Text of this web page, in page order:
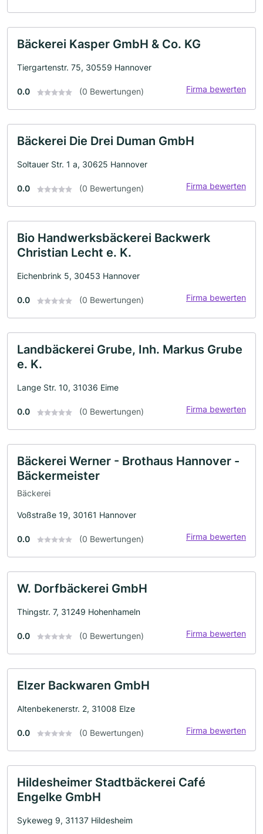
Bäckerei Kasper GmbH & Co. KG
Tiergartenstr. 75, 30559 Hannover
0.0 (0 Bewertungen) Firma bewerten
Bäckerei Die Drei Duman GmbH
Soltauer Str. 1 a, 30625 Hannover
0.0 (0 Bewertungen) Firma bewerten
Bio Handwerksbäckerei Backwerk
Christian Lecht e. K.
Eichenbrink 5, 30453 Hannover
0.0 (0 Bewertungen) Firma bewerten
Landbäckerei Grube, Inh. Markus Grube
e. K.
Lange Str. 10, 31036 Eime
0.0 (0 Bewertungen) Firma bewerten
Bäckerei Werner - Brothaus Hannover -
Bäckermeister
Bäckerei
Voßstraße 19, 30161 Hannover
0.0 (0 Bewertungen) Firma bewerten
W. Dorfbäckerei GmbH
Thingstr. 7, 31249 Hohenhameln
0.0 (0 Bewertungen) Firma bewerten
Elzer Backwaren GmbH
Altenbekenerstr. 2, 31008 Elze
0.0 (0 Bewertungen) Firma bewerten
Hildesheimer Stadtbäckerei Café
Engelke GmbH
Sykeweg 9, 31137 Hildesheim